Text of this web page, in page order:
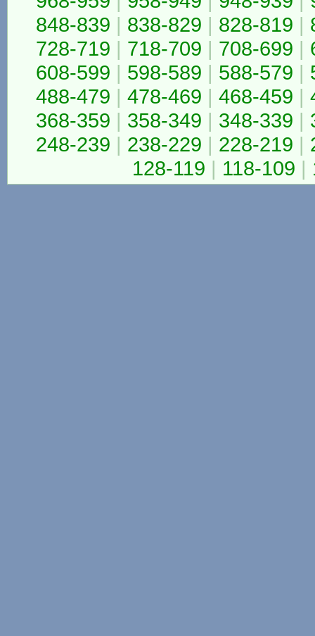
848-839 | 838-829 | 828-819 |
728-719 | 718-709 | 708-699 |
608-599 | 598-589 | 588-579 |
488-479 | 478-469 | 468-459 |
368-359 | 358-349 | 348-339 |
248-239 | 238-229 | 228-219 |
128-119 | 118-109 |